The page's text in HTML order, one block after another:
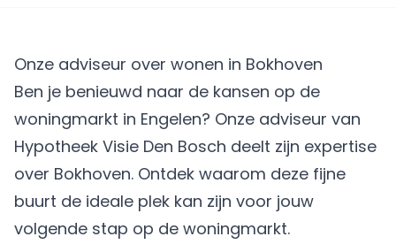
Onze adviseur over wonen in Bokhoven
Ben je benieuwd naar de kansen op de
woningmarkt in Engelen? Onze adviseur van
Hypotheek Visie Den Bosch deelt zijn expertise
over Bokhoven. Ontdek waarom deze fijne
buurt de ideale plek kan zijn voor jouw
volgende stap op de woningmarkt.